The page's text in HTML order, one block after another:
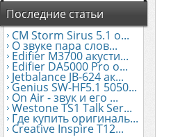
Последние статьи
CM Storm Sirus 5.1 о...
О звуке пара слов...
Edifier М3700 акусти...
Edifier DA5000 Pro о...
Jetbalance JB-624 ак...
Genius SW-HF5.1 5050...
On Air - звук и его ...
Westone TS1 Talk Ser...
Где купить оригиналь...
Creative Inspire T12...